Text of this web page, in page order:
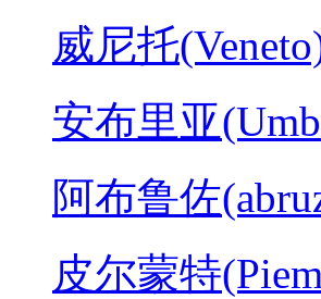
威尼托
安布里亚
阿布鲁佐
皮尔蒙特